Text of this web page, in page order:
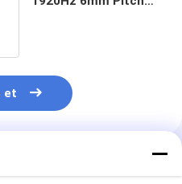
et